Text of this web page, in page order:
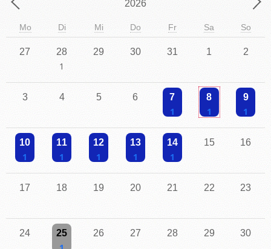
Mo Di Mi Do Fr Sa So
27 28 29 30 31 1 2
3 4 5 6 7
Einzelne Veranstaltung
8 9
10 11 12 13 14 15 16
17 18 19 20 21 22 23
24 25 26 27 28 29 30